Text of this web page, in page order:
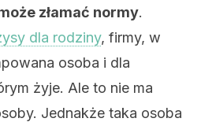
złamać normy.
dla rodziny, firmy, w
osoba i dla
żyje. Ale to nie ma
Jednakże taka osoba